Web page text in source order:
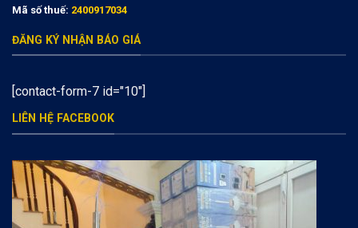
Mã số thuế: 2400917034
ĐĂNG KÝ NHẬN BÁO GIÁ
[contact-form-7 id="10"]
LIÊN HỆ FACEBOOK